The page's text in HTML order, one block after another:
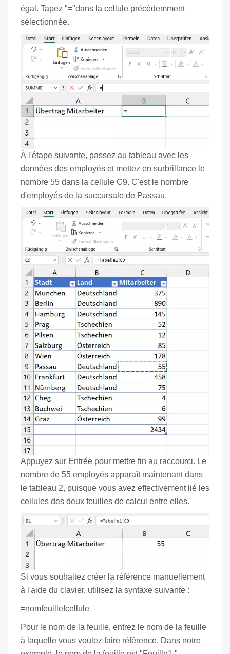
égal. Tapez "="dans la cellule précédemment
sélectionnée.
À l'étape suivante, passez au tableau avec les
données des employés et mettez en surbrillance le
nombre 55 dans la cellule C9. C'est le nombre
d'employés de la succursale de Passau.
Appuyez sur Entrée pour mettre fin au raccourci. Le
nombre de 55 employés apparaît maintenant dans
le tableau 2, puisque vous avez effectivement lié les
cellules des deux feuilles de calcul entre elles.
Si vous souhaitez créer la référence manuellement
à l'aide du clavier, utilisez la syntaxe suivante :
=nomfeuille!cellule
Pour le nom de la feuille, entrez le nom de la feuille
à laquelle vous voulez faire référence. Dans notre